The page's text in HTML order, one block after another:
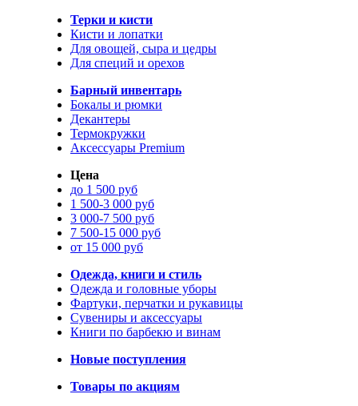
Терки и кисти
Кисти и лопатки
Для овощей, сыра и цедры
Для специй и орехов
Барный инвентарь
Бокалы и рюмки
Декантеры
Термокружки
Аксессуары Premium
Цена
до 1 500 руб
1 500-3 000 руб
3 000-7 500 руб
7 500-15 000 руб
от 15 000 руб
Одежда, книги и стиль
Одежда и головные уборы
Фартуки, перчатки и рукавицы
Сувениры и аксессуары
Книги по барбекю и винам
Новые поступления
Товары по акциям